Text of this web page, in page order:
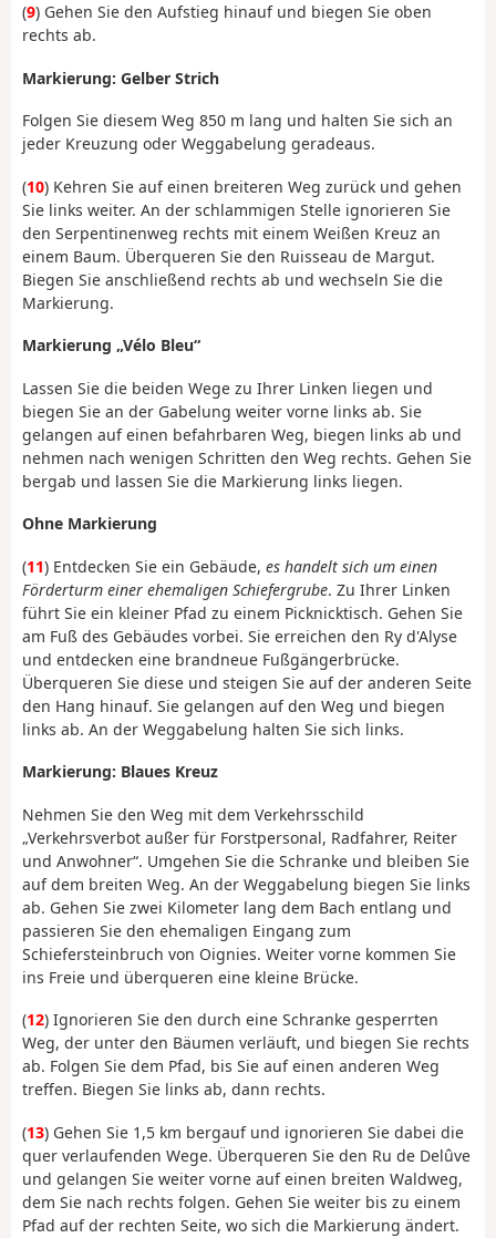
(9) Gehen Sie den Aufstieg hinauf und biegen Sie oben
rechts ab.
Markierung: Gelber Strich
Folgen Sie diesem Weg 850 m lang und halten Sie sich an
jeder Kreuzung oder Weggabelung geradeaus.
(10) Kehren Sie auf einen breiteren Weg zurück und gehen
Sie links weiter. An der schlammigen Stelle ignorieren Sie
den Serpentinenweg rechts mit einem Weißen Kreuz an
einem Baum. Überqueren Sie den Ruisseau de Margut.
Biegen Sie anschließend rechts ab und wechseln Sie die
Markierung.
Markierung „Vélo Bleu“
Lassen Sie die beiden Wege zu Ihrer Linken liegen und
biegen Sie an der Gabelung weiter vorne links ab. Sie
gelangen auf einen befahrbaren Weg, biegen links ab und
nehmen nach wenigen Schritten den Weg rechts. Gehen Sie
bergab und lassen Sie die Markierung links liegen.
Ohne Markierung
(11) Entdecken Sie ein Gebäude, es handelt sich um einen
Förderturm einer ehemaligen Schiefergrube. Zu Ihrer Linken
führt Sie ein kleiner Pfad zu einem Picknicktisch. Gehen Sie
am Fuß des Gebäudes vorbei. Sie erreichen den Ry d'Alyse
und entdecken eine brandneue Fußgängerbrücke.
Überqueren Sie diese und steigen Sie auf der anderen Seite
den Hang hinauf. Sie gelangen auf den Weg und biegen
links ab. An der Weggabelung halten Sie sich links.
Markierung: Blaues Kreuz
Nehmen Sie den Weg mit dem Verkehrsschild
„Verkehrsverbot außer für Forstpersonal, Radfahrer, Reiter
und Anwohner“. Umgehen Sie die Schranke und bleiben Sie
auf dem breiten Weg. An der Weggabelung biegen Sie links
ab. Gehen Sie zwei Kilometer lang dem Bach entlang und
passieren Sie den ehemaligen Eingang zum
Schiefersteinbruch von Oignies. Weiter vorne kommen Sie
ins Freie und überqueren eine kleine Brücke.
(12) Ignorieren Sie den durch eine Schranke gesperrten
Weg, der unter den Bäumen verläuft, und biegen Sie rechts
ab. Folgen Sie dem Pfad, bis Sie auf einen anderen Weg
treffen. Biegen Sie links ab, dann rechts.
(13) Gehen Sie 1,5 km bergauf und ignorieren Sie dabei die
quer verlaufenden Wege. Überqueren Sie den Ru de Delûve
und gelangen Sie weiter vorne auf einen breiten Waldweg,
dem Sie nach rechts folgen. Gehen Sie weiter bis zu einem
Pfad auf der rechten Seite, wo sich die Markierung ändert.